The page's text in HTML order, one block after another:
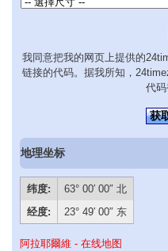
我同意把我的网页上提供的
链接的代码。据我所知，
代码
获
地理坐标
纬度:
63° 00′ 00″ 北
经度:
23° 49′ 00″ 东
阿拉耶爾維 - 在线地图